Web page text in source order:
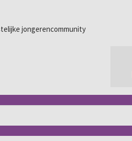
jongerencommunity